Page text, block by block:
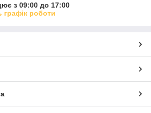
з 09:00 до 17:00
графік роботи